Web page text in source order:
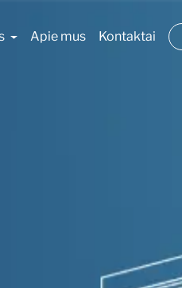
Apie mus Kontaktai